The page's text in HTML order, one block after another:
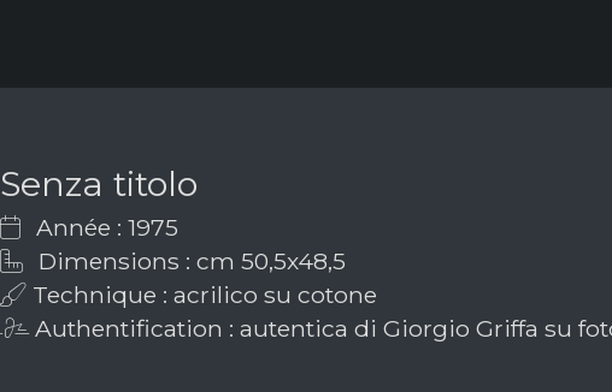
Senza titolo
Année : 1975
Dimensions : cm 50,5x48,5
Technique : acrilico su cotone
Authentification : autentica di Giorgio Griffa su